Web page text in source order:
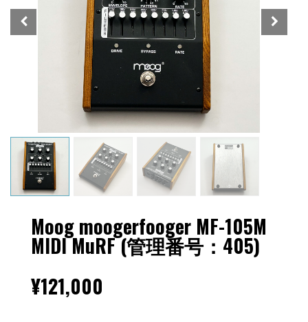
Moog moogerfooger MF-105M
MIDI MuRF (管理番号：405)
¥121,000